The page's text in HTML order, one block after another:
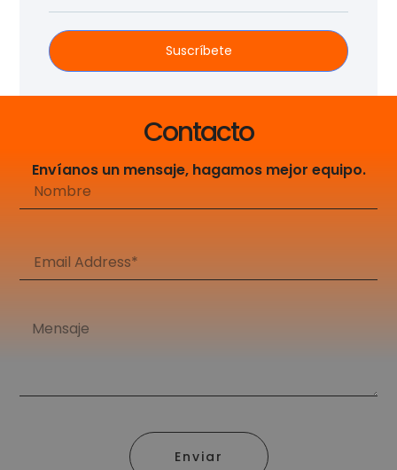
Suscríbete
Contacto
Envíanos un mensaje, hagamos mejor equipo.
Enviar